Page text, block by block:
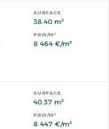
38.40 m²
8 464 €/m²
40.37 m²
8 447 €/m²